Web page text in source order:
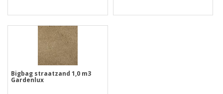
Bigbag straatzand 1,0 m3
Gardenlux